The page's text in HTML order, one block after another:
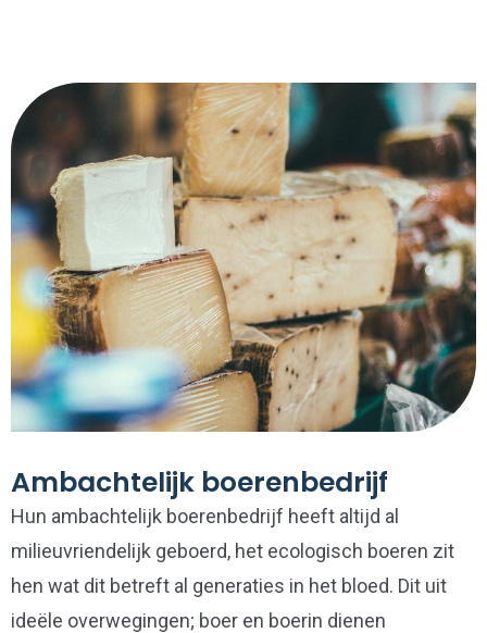
Ambachtelijk boerenbedrijf
Hun ambachtelijk boerenbedrijf heeft altijd al
milieuvriendelijk geboerd, het ecologisch boeren zit
hen wat dit betreft al generaties in het bloed. Dit uit
ideële overwegingen; boer en boerin dienen